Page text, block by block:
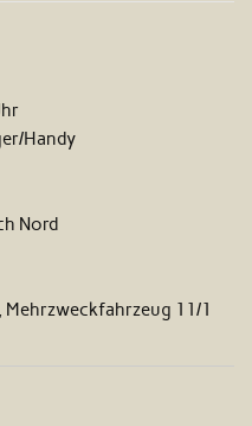
Handy
Nord
11/1